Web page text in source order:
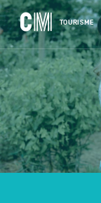
CM
Tourisme
DE
TOURISME
Navigation
principale
Suchen
nach
einer
Aktivität,
einer
Unterkunft…